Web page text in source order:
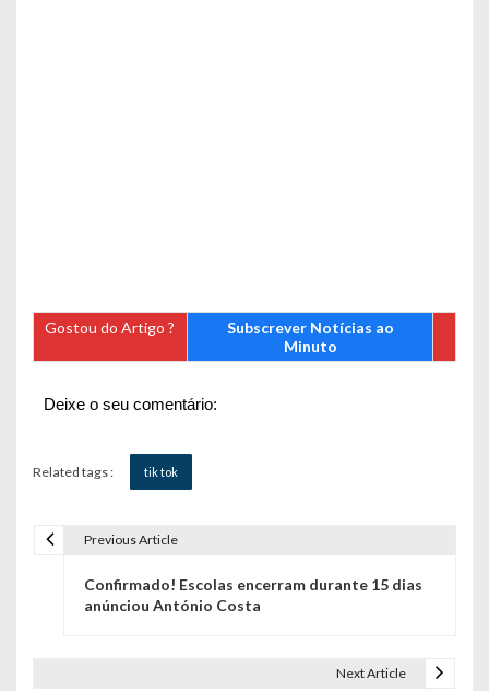
Gostou do Artigo ?
Subscrever Notícias ao
Minuto
Deixe o seu comentário:
Related tags : tik tok
Previous Article
Confirmado! Escolas encerram durante 15 dias
anúnciou António Costa
Next Article